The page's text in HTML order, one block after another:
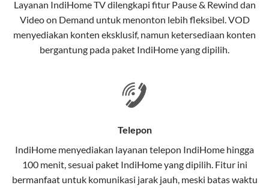
keunggulan:
Kecepatan Tinggi
dibandingkan kabel tembaga atau DSL.
elektromagnetik, sehingga koneksi tetap lancar.
Latensi Rendah
Layanan IndiHome TVdilengkapi fitur Pause & Rewind dan
Video on Demand untuk menonton lebih fleksibel. VOD
menyediakan konten eksklusif, namun ketersediaan konten
bergantung pada paket IndiHome yang dipilih.
Telepon
IndiHome menyediakan layanan telepon IndiHome hingga
100 menit, sesuai paket IndiHome yang dipilih. Fitur ini
bermanfaat untuk komunikasi jarak jauh, meski batas waktu